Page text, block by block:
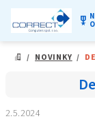
military_tech
DOMŮ
/ NOVINKY /
2.5.2024